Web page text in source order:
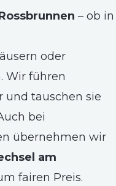
– ob in
oder
Wir führen
und tauschen sie
bei
übernehmen wir
am
fairen Preis.